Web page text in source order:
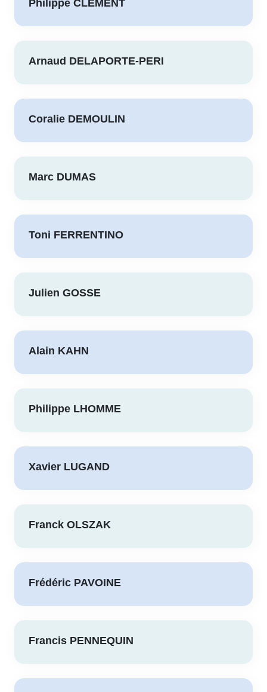
Philippe CLEMENT
Arnaud DELAPORTE-PERI
Coralie DEMOULIN
Marc DUMAS
Toni FERRENTINO
Julien GOSSE
Alain KAHN
Philippe LHOMME
Xavier LUGAND
Franck OLSZAK
Frédéric PAVOINE
Francis PENNEQUIN